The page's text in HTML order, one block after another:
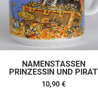
NAMENSTASSEN
PRINZESSIN UND PIRAT
10,90 €